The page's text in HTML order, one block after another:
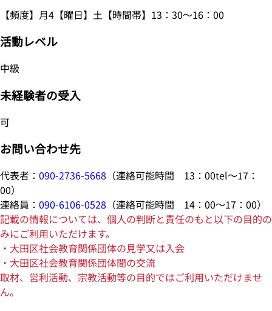
【頻度】月4【曜日】土【時間帯】13：30～16：00
活動レベル
中級
未経験者の受入
可
お問い合わせ先
代表者： 090-2736-5668 （連絡可能時間 13：00tel～17：
00）
連絡員： 090-6106-0528 （連絡可能時間 14：00～17：00）
記載の情報については、個人の判断と責任のもと以下の目的の
みにご利用いただけます。
・大田区社会教育関係団体の見学又は入会
・大田区社会教育関係団体間の交流
取材、営利活動、宗教活動等の目的ではご利用いただけませ
ん。